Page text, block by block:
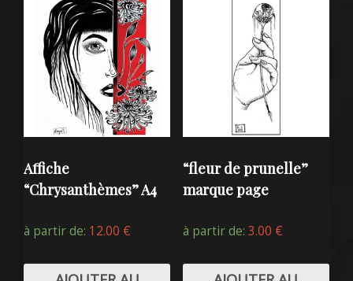
Affiche
“Chrysanthèmes” A4
à partir de: 12.00 €
“fleur de prunelle”
marque page
à partir de: 3.00 €